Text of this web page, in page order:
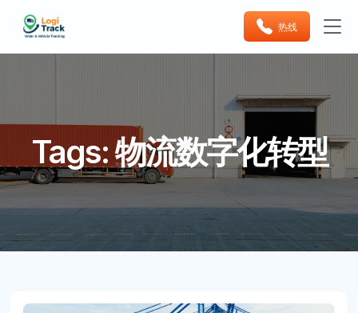
热线
Tags: 物流数字化转型